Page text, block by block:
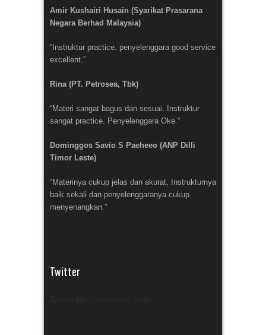
Amir Kushairi Husain (Syarikat Prasarana
Negara Berhad Malaysia)
“Instruktur practice. penyelenggara good service
excellent.”
Rina (PT. Petrosea, Tbk)
“Materi sangat bagus dan sesuai. Instruktur
sangat practice. Penyelenggara Oke.”
Dominggos Savio S Paeheeo (ANP Dilli
Timor Leste)
“Materinya cukup jelas dan akurat, Instrukturnya
baik sekali dan penyelenggaranya cukup
menyenangkan.”
Twitter